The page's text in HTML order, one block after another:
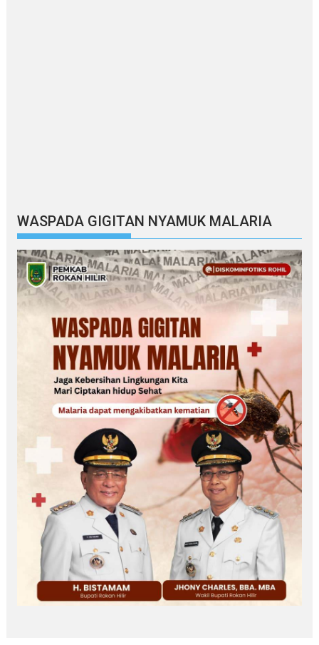
WASPADA GIGITAN NYAMUK MALARIA